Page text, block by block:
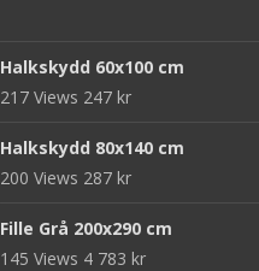
952 kr.
Halkskydd 60x100 cm
217 Views 247 kr
Halkskydd 80x140 cm
200 Views 287 kr
Fille Grå 200x290 cm
145 Views 4 783 kr